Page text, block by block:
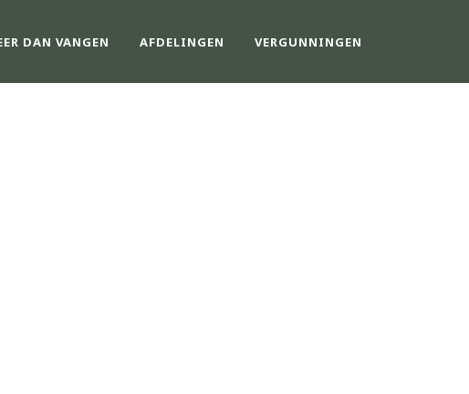
DAN VANGEN AFDELINGEN VERGUNNINGEN